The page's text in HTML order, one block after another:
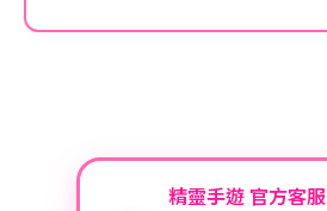
精靈手遊 官方客服